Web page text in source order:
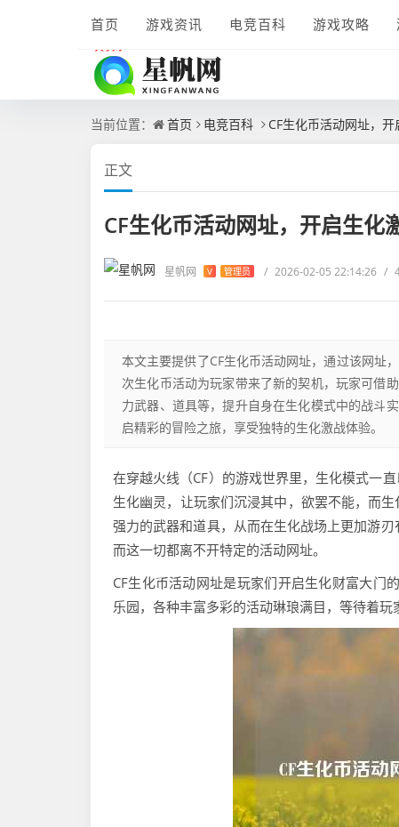
首页 游戏资讯 电竞百科 游戏攻略
当前位置： 首页 电竞百科 CF生化币活动网址，
正文
CF生化币活动网址，开启生化
星帆网 V 管理员 / 2026-02-05 22:14:26 /
本文主要提供了CF生化币活动网址，通过该网址
次生化币活动为玩家带来了新的契机，玩家可借
力武器、道具等，提升自身在生化模式中的战斗
启精彩的冒险之旅，享受独特的生化激战体验。
在穿越火线（CF）的游戏世界里，生化模式一
生化幽灵，让玩家们沉浸其中，欲罢不能，而
强力的武器和道具，从而在生化战场上更加游
而这一切都离不开特定的活动网址。
CF生化币活动网址是玩家们开启生化财富大门
乐园，各种丰富多彩的活动琳琅满目，等待着玩